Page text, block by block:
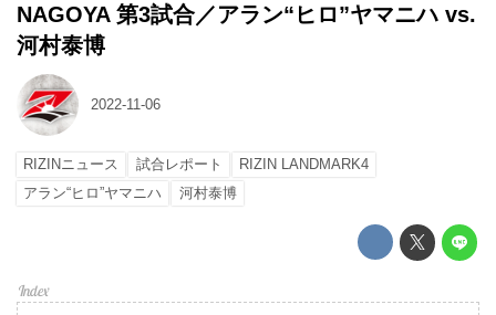
NAGOYA 第3試合／アラン“ヒロ”ヤマニハ vs.
河村泰博
2022-11-06
RIZINニュース 試合レポート
RIZIN LANDMARK4
アラン“ヒロ”ヤマニハ
河村泰博